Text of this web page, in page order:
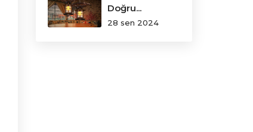
Doğru...
28 sen 2024